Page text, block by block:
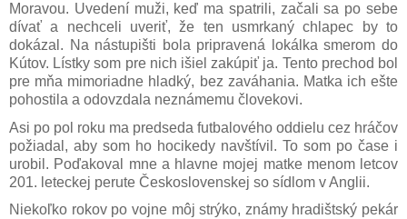
Moravou. Uvedení muži, keď ma spatrili, začali sa po sebe
dívať a nechceli uveriť, že ten usmrkaný chlapec by to
dokázal. Na nástupišti bola pripravená lokálka smerom do
Kútov. Lístky som pre nich išiel zakúpiť ja. Tento prechod bol
pre mňa mimoriadne hladký, bez zaváhania. Matka ich ešte
pohostila a odovzdala neznámemu človekovi.
Asi po pol roku ma predseda futbalového oddielu cez hráčov
požiadal, aby som ho hocikedy navštívil. To som po čase i
urobil. Poďakoval mne a hlavne mojej matke menom letcov
201. leteckej perute Československej so sídlom v Anglii.
Niekoľko rokov po vojne môj strýko, známy hradištský pekár